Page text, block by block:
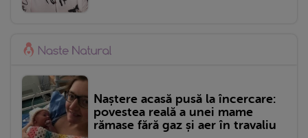
Naștere acasă pusă la încercare:
povestea reală a unei mame
rămase fără gaz și aer în travaliu